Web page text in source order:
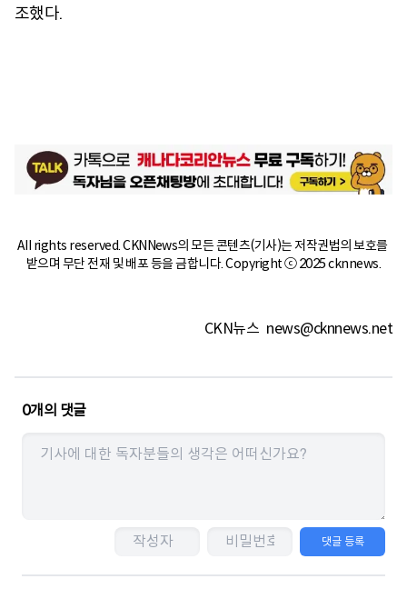
조했다.
All rights reserved. CKNNews의 모든 콘텐츠(기사)는 저작권법의 보호를
받으며 무단 전재 및 배포 등을 금합니다. Copyright ⓒ 2025 cknnews.
CKN뉴스 news@cknnews.net
0개의 댓글
댓글 등록